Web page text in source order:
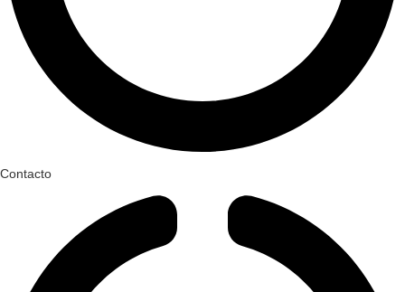
Contacto